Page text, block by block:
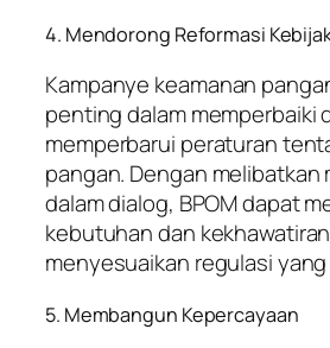
4. Mendorong Reformasi
Kampanye keamanan
penting dalam memperbaiki
memperbarui peraturan
pangan. Dengan melibatkan
dalam dialog, BPOM dapat
kebutuhan dan
menyesuaikan regulasi yang
5. Membangun Kepercayaan